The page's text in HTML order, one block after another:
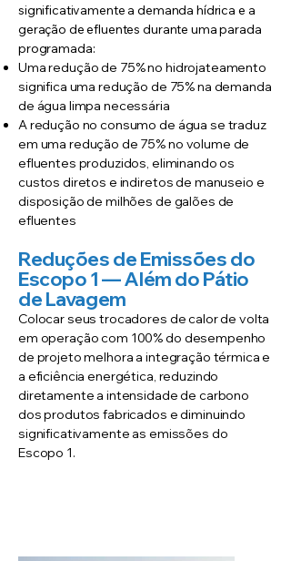
significativamente a demanda hídrica e a
geração de efluentes durante uma parada
programada:
Uma redução de 75% no hidrojateamento
significa uma redução de 75% na demanda
de água limpa necessária
A redução no consumo de água se traduz
em uma redução de 75% no volume de
efluentes produzidos, eliminando os
custos diretos e indiretos de manuseio e
disposição de milhões de galões de
efluentes
Reduções de Emissões do
Escopo 1 — Além do Pátio
de Lavagem
Colocar seus trocadores de calor de volta
em operação com 100% do desempenho
de projeto melhora a integração térmica e
a eficiência energética, reduzindo
diretamente a intensidade de carbono
dos produtos fabricados e diminuindo
significativamente as emissões do
Escopo 1.